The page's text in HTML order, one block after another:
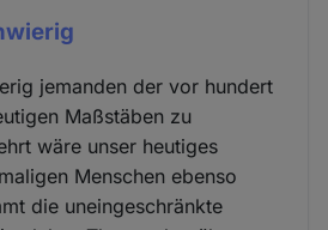
jemanden der vor hundert
Maßstäben zu
wäre unser heutiges
Menschen ebenso
die uneingeschränkte